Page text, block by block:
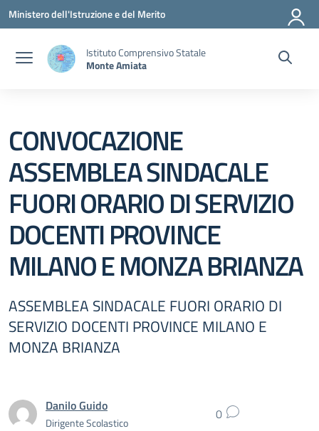
Vai ai contenuti
Vai al menu di navigazione
Vai al footer
Ministero dell'Istruzione e del Merito
Istituto Comprensivo Statale
Monte Amiata
CONVOCAZIONE
ASSEMBLEA SINDACALE
FUORI ORARIO DI SERVIZIO
DOCENTI PROVINCE
MILANO E MONZA BRIANZA
ASSEMBLEA SINDACALE FUORI ORARIO DI
SERVIZIO DOCENTI PROVINCE MILANO E
MONZA BRIANZA
Danilo Guido
Dirigente Scolastico 0